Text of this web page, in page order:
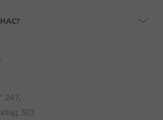
247,
303